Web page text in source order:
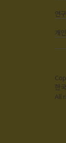
연
개
한
All